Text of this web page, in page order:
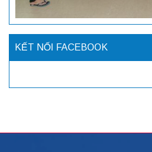
KẾT NỐI FACEBOOK